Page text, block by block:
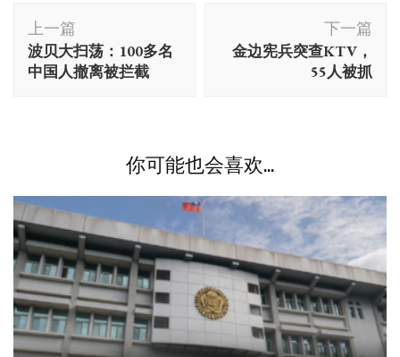
博
文
导
上一篇
波贝大扫荡：100多名
中国人撤离被拦截
下一篇
金边宪兵突查KTV，
55人被抓
你可能也会喜欢...